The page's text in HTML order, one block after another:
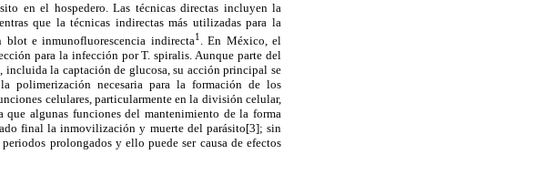
en el hospedero. Las técnicas directas incluyen la
que la técnicas indirectas más utilizadas para la
blot e inmunofluorescencia indirecta1
. En México, el
para la infección por T. spiralis. Aunque parte del
incluida la captación de glucosa, su acción principal se
polimerización necesaria para la formación de los
celulares, particularmente en la división celular,
algunas funciones del mantenimiento de la forma
final la inmovilización y muerte del parásito[3]; sin
prolongados y ello puede ser causa de efectos